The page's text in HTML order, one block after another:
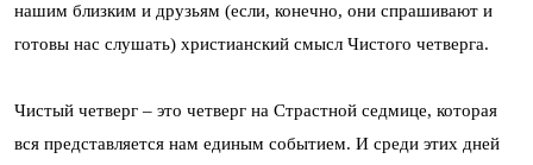
нашим близким и друзьям (если, конечно, они спрашивают и
готовы нас слушать) христианский смысл Чистого четверга.
Чистый четверг – это четверг на Страстной седмице, которая
вся представляется нам единым событием. И среди этих дней